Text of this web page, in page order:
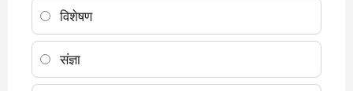
विशेषण
संज्ञा